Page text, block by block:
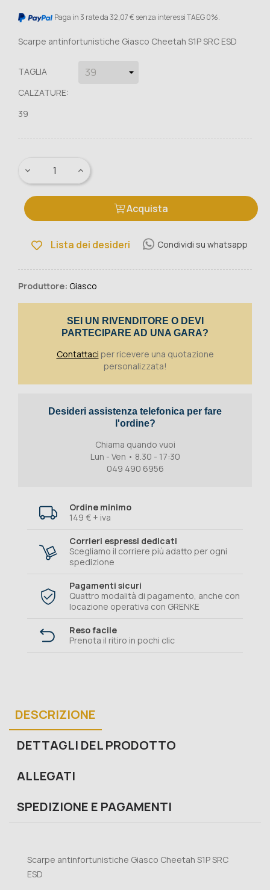
Paga in 3 rate da 32,07 € senza interessi TAEG 0%.
Scarpe antinfortunistiche Giasco Cheetah S1P SRC ESD
TAGLIA
CALZATURE:
39
Acquista
Lista dei desideri Condividi su whatsapp
Produttore: Giasco
SEI UN RIVENDITORE O DEVI
PARTECIPARE AD UNA GARA?
Contattaci per ricevere una quotazione
personalizzata!
Desideri assistenza telefonica per fare
l'ordine?
Chiama quando vuoi
Lun - Ven • 8.30 - 17:30
049 490 6956
Ordine minimo
149 € + iva
Corrieri espressi dedicati
Scegliamo il corriere più adatto per ogni
spedizione
Pagamenti sicuri
Quattro modalità di pagamento, anche con
locazione operativa con GRENKE
Reso facile
Prenota il ritiro in pochi clic
DESCRIZIONE
DETTAGLI DEL PRODOTTO
ALLEGATI
SPEDIZIONE E PAGAMENTI
Scarpe antinfortunistiche Giasco Cheetah S1P SRC
ESD